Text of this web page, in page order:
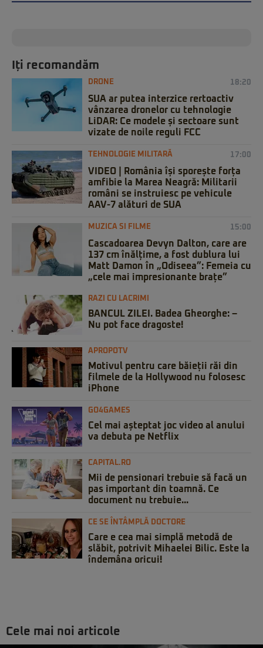
Iți recomandăm
DRONE 18:20
SUA ar putea interzice rertoactiv
vânzarea dronelor cu tehnologie
LiDAR: Ce modele și sectoare sunt
vizate de noile reguli FCC
TEHNOLOGIE MILITARĂ 17:00
VIDEO | România își sporește forța
amfibie la Marea Neagră: Militarii
români se instruiesc pe vehicule
AAV-7 alături de SUA
MUZICA SI FILME 15:00
Cascadoarea Devyn Dalton, care are
137 cm înălțime, a fost dublura lui
Matt Damon în „Odiseea”: Femeia cu
„cele mai impresionante brațe”
RAZI CU LACRIMI
BANCUL ZILEI. Badea Gheorghe: –
Nu pot face dragoste!
APROPOTV
Motivul pentru care băieții răi din
filmele de la Hollywood nu folosesc
iPhone
GO4GAMES
Cel mai așteptat joc video al anului
va debuta pe Netflix
CAPITAL.RO
Mii de pensionari trebuie să facă un
pas important din toamnă. Ce
document nu trebuie...
CE SE ÎNTÂMPLĂ DOCTORE
Care e cea mai simplă metodă de
slăbit, potrivit Mihaelei Bilic. Este la
îndemâna oricui!
Cele mai noi articole